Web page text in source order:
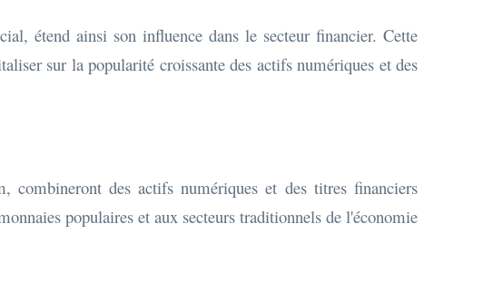
étend ainsi son influence dans le secteur financier. Cette
sur la popularité croissante des actifs numériques et des
des actifs numériques et des titres financiers
populaires et aux secteurs traditionnels de l'économie